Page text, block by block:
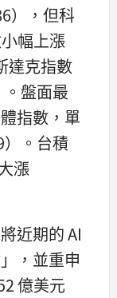
），但科
幅上漲
達克指數
盤面最
指數，單
）。台積
漲
近期的 AI
，並重申
億美元